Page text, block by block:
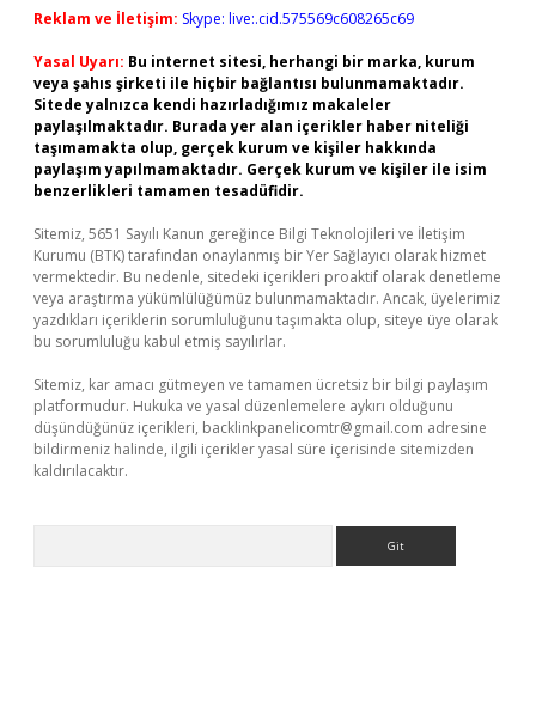
Reklam ve İletişim: Skype: live:.cid.575569c608265c69
Yasal Uyarı: Bu internet sitesi, herhangi bir marka, kurum
veya şahıs şirketi ile hiçbir bağlantısı bulunmamaktadır.
Sitede yalnızca kendi hazırladığımız makaleler
paylaşılmaktadır. Burada yer alan içerikler haber niteliği
taşımamakta olup, gerçek kurum ve kişiler hakkında
paylaşım yapılmamaktadır. Gerçek kurum ve kişiler ile isim
benzerlikleri tamamen tesadüfidir.
Sitemiz, 5651 Sayılı Kanun gereğince Bilgi Teknolojileri ve İletişim
Kurumu (BTK) tarafından onaylanmış bir Yer Sağlayıcı olarak hizmet
vermektedir. Bu nedenle, sitedeki içerikleri proaktif olarak denetleme
veya araştırma yükümlülüğümüz bulunmamaktadır. Ancak, üyelerimiz
yazdıkları içeriklerin sorumluluğunu taşımakta olup, siteye üye olarak
bu sorumluluğu kabul etmiş sayılırlar.
Sitemiz, kar amacı gütmeyen ve tamamen ücretsiz bir bilgi paylaşım
platformudur. Hukuka ve yasal düzenlemelere aykırı olduğunu
düşündüğünüz içerikleri, backlinkpanelicomtr@gmail.com adresine
bildirmeniz halinde, ilgili içerikler yasal süre içerisinde sitemizden
kaldırılacaktır.